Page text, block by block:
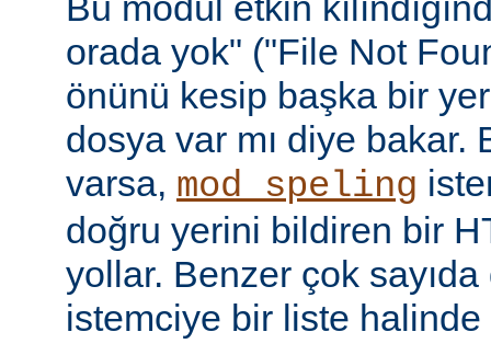
orada yok" ("File Not
önünü kesip başka bir
dosya var mı diye bakar.
varsa, mod_speling
doğru yerini bildiren bir
yollar. Benzer çok
istemciye bir liste halinde